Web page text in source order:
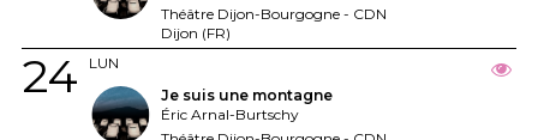
Théâtre Dijon-Bourgogne - CDN
Dijon (FR)
LUN
24
Je suis une montagne
Éric Arnal-Burtschy